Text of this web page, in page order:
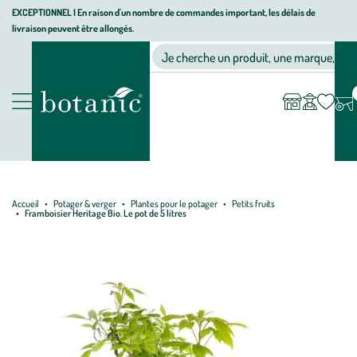
Aller
Aller
au
Aller
au
page
EXCEPTIONNEL I En raison d'un nombre de commandes important, les délais de
livraison peuvent être allongés.
Nos produits
Jardinerie écologique, animalerie, décoration, alimentation bio
Je cherche un produit, une marque, un
compte
Accueil Potager & verger Plantes pour le potager
Petits fruits
Framboisier Heritage Bio. Le pot de 5 litres